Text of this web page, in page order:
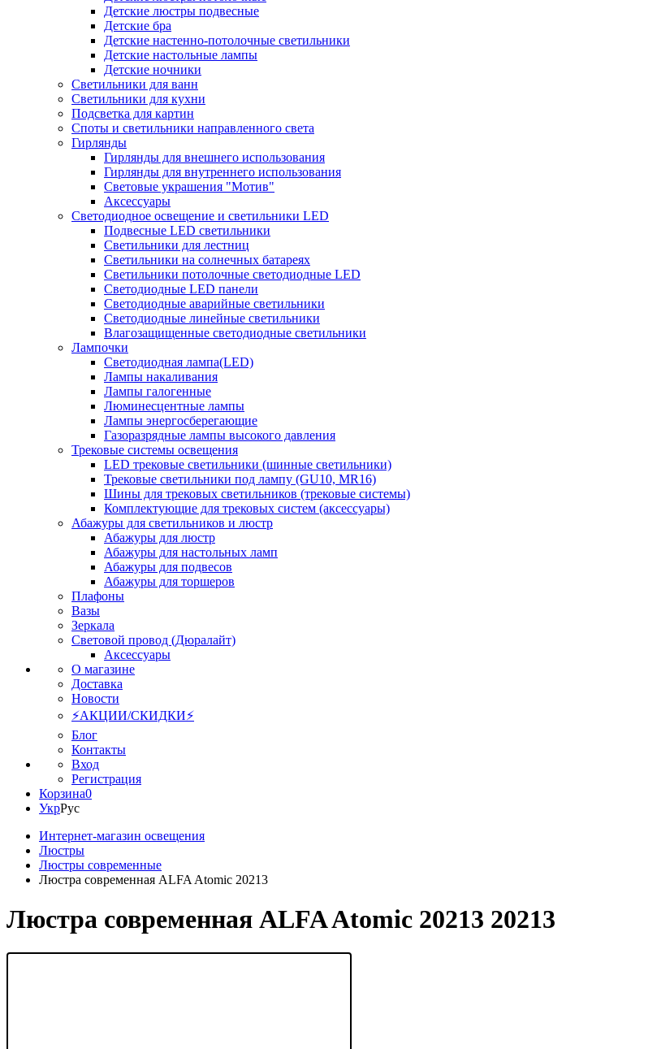
Детские люстры подвесные
Детские бра
Детские настенно-потолочные светильники
Детские настольные лампы
Детские ночники
Светильники для ванн
Светильники для кухни
Подсветка для картин
Споты и светильники направленного света
Гирлянды
Гирлянды для внешнего использования
Гирлянды для внутреннего использования
Световые украшения "Мотив"
Аксессуары
Светодиодное освещение и светильники LED
Подвесные LED светильники
Светильники для лестниц
Светильники на солнечных батареях
Светильники потолочные светодиодные LED
Светодиодные LED панели
Светодиодные аварийные светильники
Светодиодные линейные светильники
Влагозащищенные светодиодные светильники
Лампочки
Светодиодная лампа(LED)
Лампы накаливания
Лампы галогенные
Люминесцентные лампы
Лампы энергосберегающие
Газоразрядные лампы высокого давления
Трековые системы освещения
LED трековые светильники (шинные светильники)
Трековые светильники под лампу (GU10, MR16)
Шины для трековых светильников (трековые системы)
Комплектующие для трековых систем (аксессуары)
Абажуры для светильников и люстр
Абажуры для люстр
Абажуры для настольных ламп
Абажуры для подвесов
Абажуры для торшеров
Плафоны
Вазы
Зеркала
Световой провод (Дюралайт)
Аксессуары
О магазине
Доставка
Новости
⚡АКЦИИ/СКИДКИ⚡
Блог
Контакты
Вход
Регистрация
Корзина0
УкрРус
Интернет-магазин освещения
Люстры
Люстры современные
Люстра современная ALFA Atomic 20213
Люстра современная ALFA Atomic 20213 20213